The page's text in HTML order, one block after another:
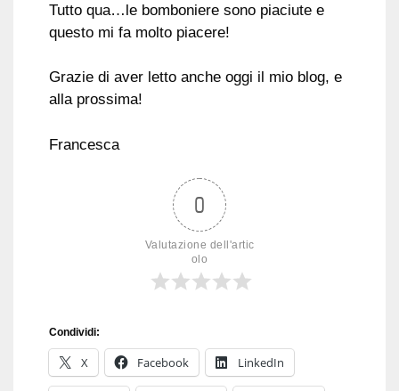
Tutto qua…le bomboniere sono piaciute e
questo mi fa molto piacere!
Grazie di aver letto anche oggi il mio blog, e
alla prossima!
Francesca
0
Valutazione dell'artic
olo
Condividi:
X Facebook LinkedIn